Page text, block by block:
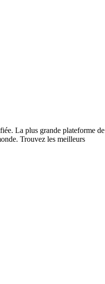
La plus grande plateforme de
Trouvez les meilleurs